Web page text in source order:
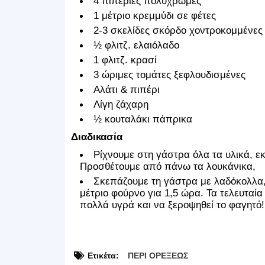
1 μέτριο κρεμμύδι σε φέτες
2-3 σκελίδες σκόρδο χοντροκομμένες
½ φλιτζ. ελαιόλαδο
1 φλιτζ. κρασί
3 ώριμες τομάτες ξεφλουδισμένες
Αλάτι & πιπέρι
Λίγη ζάχαρη
½ κουταλάκι πάπρικα
Διαδικασία
Ρίχνουμε στη γάστρα όλα τα υλικά,
Προσθέτουμε από πάνω τα λουκάνικα,
Σκεπάζουμε τη γάστρα με
μέτριο φούρνο για 1,5 ώρα. Τα
πολλά υγρά και να ξεροψηθεί το φαγητό!
Ετικέτα: ΠΕΡΙ ΟΡΕΞΕΩΣ